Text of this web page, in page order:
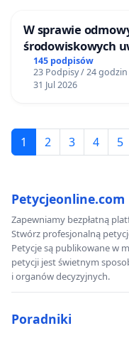
W sprawie
środowiskowych
zakładu
Ostrowiu
mieszkańców i
145 podpisów
23 Podpisy / 24 godzin
31 Jul 2026
1 2 3 4 5
Petycjeonline.com
Zapewniamy bezpłatną
Stwórz profesjonalną
Petycje są publikowane w
petycji jest świetnym
i organów decyzyjnych.
Poradniki